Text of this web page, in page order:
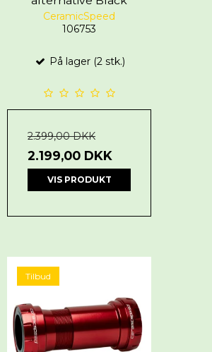
CeramicSpeed
106753
På lager (2 stk.)
2.399,00 DKK
2.199,00 DKK
VIS PRODUKT
Tilbud